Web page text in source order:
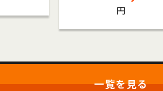
円
一覧を見る